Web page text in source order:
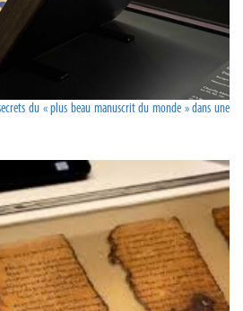
du « plus beau manuscrit du monde » dans une